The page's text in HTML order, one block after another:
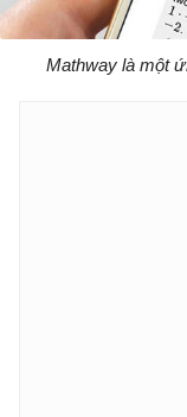
Mathway là một